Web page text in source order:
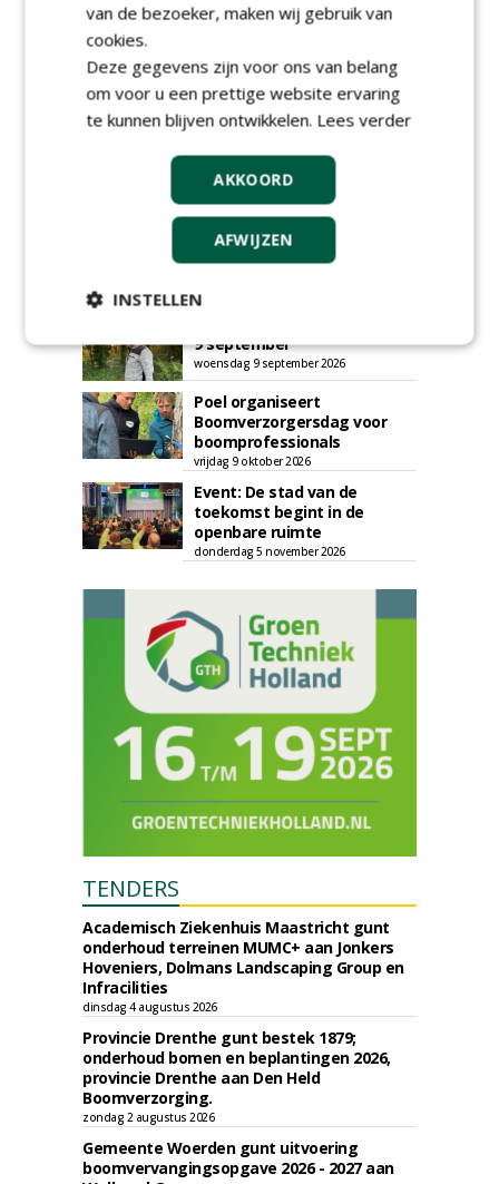
Iedereen kan gratis kleine advertenties
plaatsen via zijn eigen account.
Plaats een gratis advertentie
AGENDA
9 september
woensdag 9 september 2026
Poel organiseert
Boomverzorgersdag voor
boomprofessionals
vrijdag 9 oktober 2026
Event: De stad van de
toekomst begint in de
openbare ruimte
donderdag 5 november 2026
TENDERS
Academisch Ziekenhuis Maastricht gunt
onderhoud terreinen MUMC+ aan Jonkers
Hoveniers, Dolmans Landscaping Group en
Infracilities
dinsdag 4 augustus 2026
Provincie Drenthe gunt bestek 1879;
onderhoud bomen en beplantingen 2026,
provincie Drenthe aan Den Held
Boomverzorging.
zondag 2 augustus 2026
Gemeente Woerden gunt uitvoering
boomvervangingsopgave 2026 - 2027 aan
van de bezoeker, maken wij gebruik van
cookies.
Deze gegevens zijn voor ons van belang
om voor u een prettige website ervaring
te kunnen blijven ontwikkelen. Lees verder
AKKOORD
AFWIJZEN
INSTELLEN